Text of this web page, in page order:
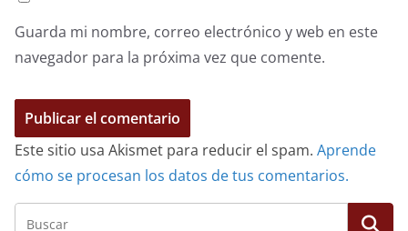
Guarda mi nombre, correo electrónico y web en este
navegador para la próxima vez que comente.
Este sitio usa Akismet para reducir el spam. Aprende
cómo se procesan los datos de tus comentarios.